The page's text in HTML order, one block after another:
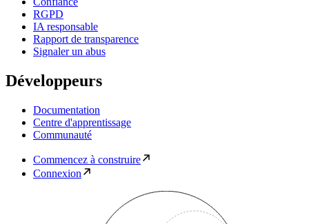
RGPD
IA responsable
Rapport de transparence
Signaler un abus
Développeurs
Documentation
Centre d'apprentissage
Communauté
Commencez à construire
Connexion